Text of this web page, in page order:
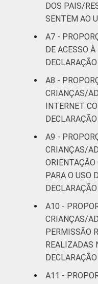
anos.
coletados
de 2014.
Fonte: NIC.br
DOS PAIS/
SENTEM AO
A7 -
DE ACESSO
A8 -
CRIANÇAS/
INTERNET
A9 -
CRIANÇAS/
ORIENTAÇÃO
PARA O USO
A10 -
CRIANÇAS/
PERMISSÃO
REALIZADAS
A11 -